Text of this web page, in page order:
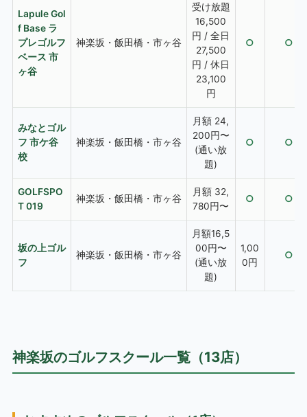
Lapule Gol
f Base ラ
プレゴルフ
ベース 市
ヶ谷
神楽坂・飯田橋・市ヶ谷
受け放題
16,500
円 / 全日
27,500
円 / 休日
23,100
円
○ ○
みなとゴル
フ 市ケ谷
校
神楽坂・飯田橋・市ヶ谷
月額 24,
200円〜
(通い放
題)
○ ○
GOLFSPO
T 019
神楽坂・飯田橋・市ヶ谷
月額 32,
780円〜
○ ○
坂の上ゴル
フ
神楽坂・飯田橋・市ヶ谷
月額16,5
00円〜
(通い放
題)
1,00
0円
○
神楽坂のゴルフスクール一覧（13店）